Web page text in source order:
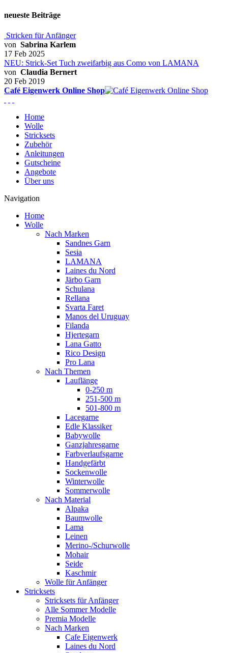
neueste Beiträge
Stricken für Anfänger
von Sabrina Karlem
17 Feb 2025
NEU: Strick-Set Tuch zweifarbig aus Como von LAMANA
von Claudia Bernert
20 Feb 2019
Café Eigenwerk Online Shop
Home
Wolle
Stricksets
Zubehör
Anleitungen
Gutscheine
Angebote
Über uns
Navigation
Home
Wolle
Nach Marken
Sandnes Garn
Sesia
LAMANA
Laines du Nord
Järbo Garn
Schulana
Rellana
Svarta Faret
Manos del Uruguay
Filanda
Hjertegarn
Lana Gatto
Rico Design
Pro Lana
Nach Themen
Lauflänge
0-250 m
251-500 m
501-800 m
Lacegarne
Edle Klassiker
Babywolle
Ganzjahresgarne
Farbverlaufsgarne
Handgefärbt
Sockenwolle
Winterwolle
Sommerwolle
Nach Material
Alpaka
Baumwolle
Lama
Leinen
Merino-/Schurwolle
Mohair
Seide
Kaschmir
Wolle für Anfänger
Stricksets
Stricksets für Anfänger
Alle Sommer Modelle
Premia Modelle
Nach Marken
Cafe Eigenwerk
Laines du Nord